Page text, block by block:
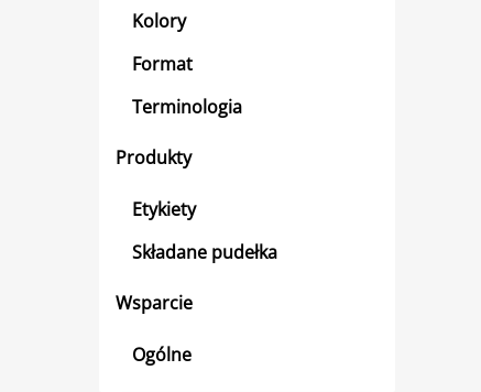
Kolory
Format
Terminologia
Produkty
Etykiety
Składane pudełka
Wsparcie
Ogólne